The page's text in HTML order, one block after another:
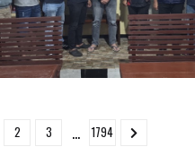
2 3 ... 1794